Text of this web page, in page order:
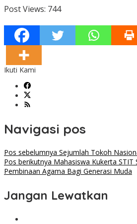
Post Views: 744
Ikuti Kami
Navigasi pos
Pos sebelumnya Sejumlah Tokoh
Pos berikutnya Mahasiswa Kukerta STIT
Pembinaan Agama Bagi Generasi Muda
Jangan Lewatkan